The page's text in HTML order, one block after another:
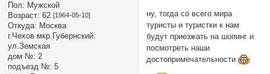
Пол: Мужской
Возраст: 62 [1964-05-10]
Откуда: Москва
г.Чехов мкр.Губернский:
ул.Земская
дом №: 2
подъезд №: 5
ну, тогда со всего мира
туристы и туристки к нам
будут приезжать на шопинг и
посмотреть наши
достопримечательности